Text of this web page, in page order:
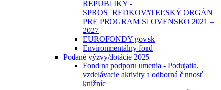
REPUBLIKY -
SPROSTREDKOVATEĽSKÝ ORGÁN
PRE PROGRAM SLOVENSKO 2021 –
2027
EUROFONDY gov.sk
Environmentálny fond
Podané výzvy/dotácie 2025
Fond na podporu umenia - Podujatia,
vzdelávacie aktivity a odborná činnosť
knižníc